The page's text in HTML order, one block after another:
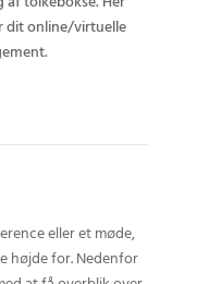
dit online/virtuelle
eller et møde,
højde for. Nedenfor